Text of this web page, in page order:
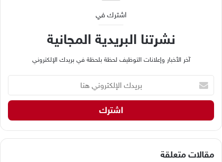
اشترك في
نشرتنا البريدية المجانية
آخر الأخبار وإعلانات التوظيف لحظة بلحظة في بريدك الإلكتروني
ي
ك
ا
إمقالات متعلقة